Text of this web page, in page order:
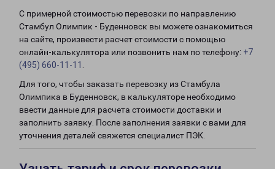
С примерной стоимостью перевозки по направлению
Стамбул Олимпик - Буденновск вы можете ознакомиться
на сайте, произвести расчет стоимости с помощью
онлайн-калькулятора или позвонить нам по телефону: +7
(495) 660-11-11
Для того, чтобы заказать перевозку из Стамбула
Олимпика в Буденновск, в калькуляторе необходимо
ввести данные для расчета стоимости доставки и
заполнить заявку. После заполнения заявки с вами для
уточнения деталей свяжется специалист ПЭК.